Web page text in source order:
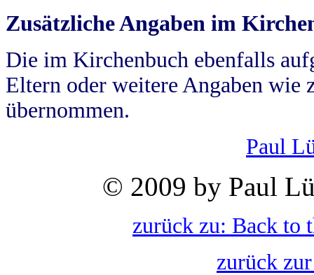
Zusätzliche Angaben im
Die im Kirchenbuch ebenfalls
Eltern oder weitere Angaben wie
übernommen.
Paul
© 2009 by Paul
zurück zu: Back to
zurück